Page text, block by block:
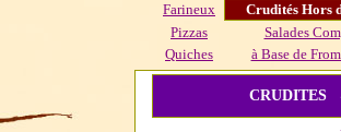
Farineux
Crudités Hors
Pizzas
Salades
Quiches
à Base de
CRUDITES